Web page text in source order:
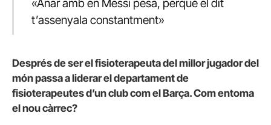
«Anar amb en Messi pesa, perquè el dit
t’assenyala constantment»
Després de ser el fisioterapeuta del millor jugador del
món passa a liderar el departament de
fisioterapeutes d’un club com el Barça. Com entoma
el nou càrrec?